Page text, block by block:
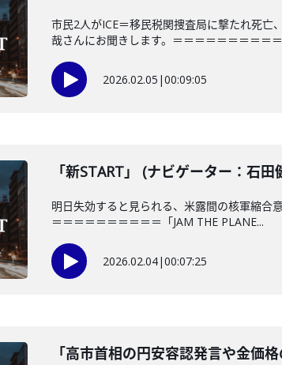
市民2人がICE＝移民税関捜査局に撃たれ死亡
哉さんにお聞きします。＝＝＝＝＝＝＝＝＝
2026.02.05 |00:09:05
「新START」 (ナビゲーター：石
明日失効すると見られる、米露間の核軍縮合
＝＝＝＝＝＝＝＝＝＝「JAM THE PLANE...
2026.02.04|00:07:25
「高市首相の円安容認発言や金価